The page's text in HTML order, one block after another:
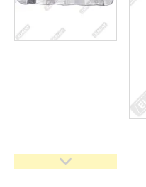
Оптика, дзеркала
Деталі підвіски і
управління
кондиціонера та
Запчастини для